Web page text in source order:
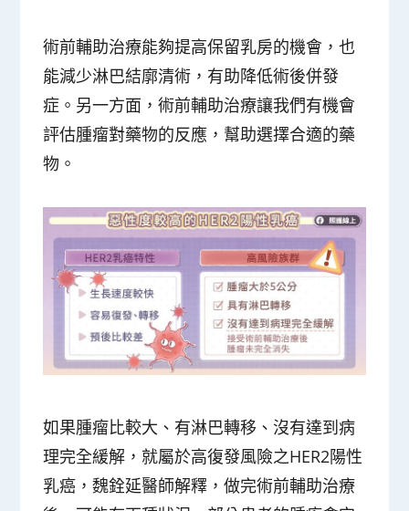
術前輔助治療能夠提高保留乳房的機會，也
能減少淋巴結廓清術，有助降低術後併發
症。另一方面，術前輔助治療讓我們有機會
評估腫瘤對藥物的反應，幫助選擇合適的藥
物。
如果腫瘤比較大、有淋巴轉移、沒有達到病
理完全緩解，就屬於高復發風險之HER2陽性
乳癌，魏銓延醫師解釋，做完術前輔助治療